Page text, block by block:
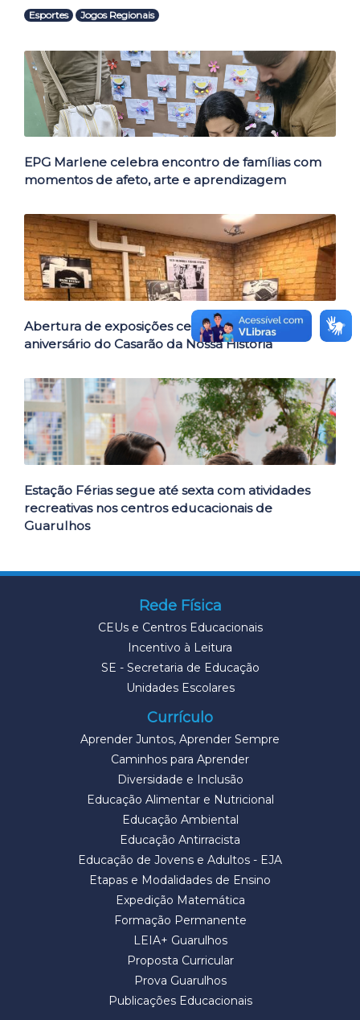
Esportes Jogos Regionais
Outras Notícias
EPG Marlene celebra encontro de famílias com
momentos de afeto, arte e aprendizagem
Abertura de exposições celebra primeiro
aniversário do Casarão da Nossa História
Estação Férias segue até sexta com atividades
recreativas nos centros educacionais de
Guarulhos
Rede Física
CEUs e Centros Educacionais
Incentivo à Leitura
SE - Secretaria de Educação
Unidades Escolares
Currículo
Aprender Juntos, Aprender Sempre
Caminhos para Aprender
Diversidade e Inclusão
Educação Alimentar e Nutricional
Educação Ambiental
Educação Antirracista
Educação de Jovens e Adultos - EJA
Etapas e Modalidades de Ensino
Expedição Matemática
Formação Permanente
LEIA+ Guarulhos
Proposta Curricular
Prova Guarulhos
Publicações Educacionais